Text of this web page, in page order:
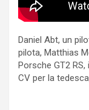
Daniel Abt, un
pilota, Matthias
Porsche GT2
CV per la